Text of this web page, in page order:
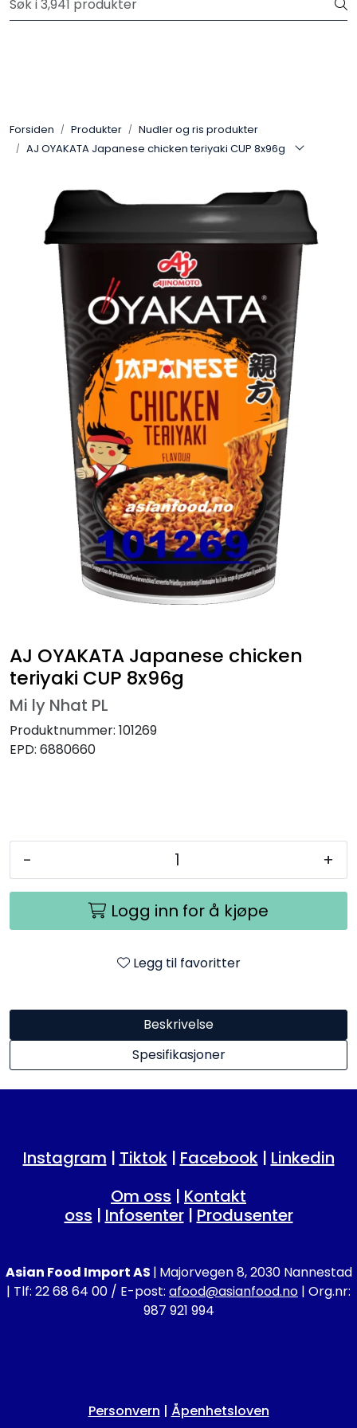
Skip to main content
Velkommen til vår nye nettbutikk! Trykk her for å lese mer
Forsiden Produkter
Nudler og ris produkter
AJ OYAKATA Japanese chicken teriyaki CUP 8x96g
AJ OYAKATA Japanese chicken
teriyaki CUP 8x96g
Mi ly Nhat PL
Produktnummer: 101269
EPD: 6880660
- +
Logg inn for å kjøpe
Legg til favoritter
Beskrivelse
Spesifikasjoner
Instagram | Tiktok| Facebook| Linkedin
Om oss | Kontakt
oss | Infosenter| Produsenter
Asian Food Import AS | Majorvegen 8, 2030 Nannestad
| Tlf: 22 68 64 00 / E-post: afood@asianfood.no | Org.nr:
987 921 994
Personvern | Åpenhetsloven
Restaurantprodukter
Merkevarer